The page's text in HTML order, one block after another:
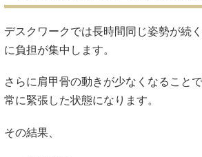
デスクワークでは長時間同じ姿勢が続
に負担が集中します。
さらに肩甲骨の動きが少なくなること
常に緊張した状態になります。
その結果、